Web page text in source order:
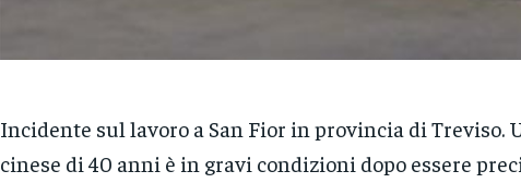
Incidente sul lavoro a San Fior in provincia di Treviso.
cinese di 40 anni è in gravi condizioni dopo essere